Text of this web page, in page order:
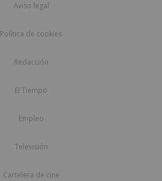
Aviso legal
Política de cookies
Redacción
El Tiempo
Empleo
Televisión
Cartelera de cine